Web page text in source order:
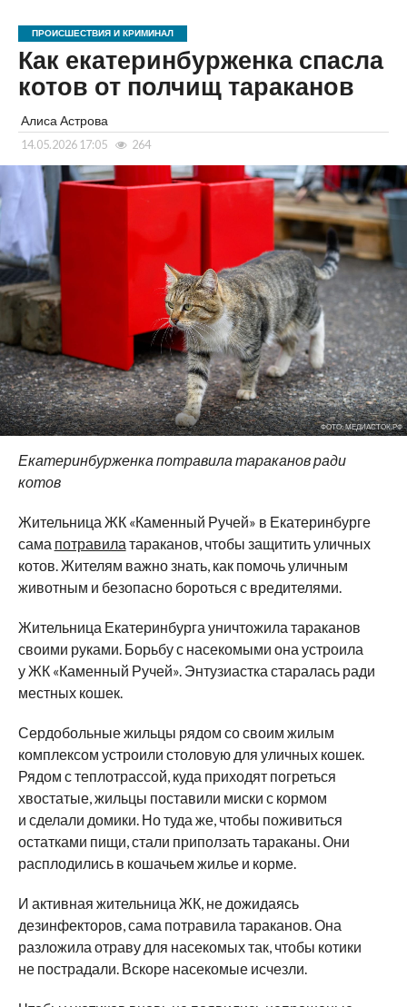
ПРОИСШЕСТВИЯ И КРИМИНАЛ
Как екатеринбурженка спасла
котов от полчищ тараканов
Алиса Астрова
14.05.2026 17:05 264
ФОТО: МЕДИАСТОК.РФ
Екатеринбурженка потравила тараканов ради
котов
Жительница ЖК «Каменный Ручей» в Екатеринбурге
сама потравила тараканов, чтобы защитить уличных
котов. Жителям важно знать, как помочь уличным
животным и безопасно бороться с вредителями.
Жительница Екатеринбурга уничтожила тараканов
своими руками. Борьбу с насекомыми она устроила
уЖК «Каменный Ручей». Энтузиастка старалась ради
местных кошек.
Сердобольные жильцы рядом сосвоим жилым
комплексом устроили столовую для уличных кошек.
Рядом степлотрассой, куда приходят погреться
хвостатые, жильцы поставили миски с кормом
и сделали домики. Нотуда же, чтобы поживиться
остатками пищи, стали приползать тараканы. Они
расплодились в кошачьем жилье и корме.
И активная жительница ЖК, не дожидаясь
дезинфекторов, сама потравила тараканов. Она
разложила отраву для насекомых так, чтобы котики
не пострадали. Вскоре насекомые исчезли.